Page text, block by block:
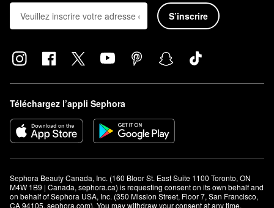
S’inscrire
Téléchargez l’appli Sephora
Sephora Beauty Canada, Inc. (160 Bloor St. East Suite 1100 Toronto, ON
M4W 1B9 | Canada, sephora.ca) is requesting consent on its own behalf and
on behalf of Sephora USA, Inc. (350 Mission Street, Floor 7, San Francisco,
CA 94105, sephora.com). You may withdraw your consent at any time.